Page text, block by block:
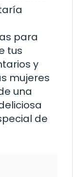
para
tus
y
mujeres
una
de